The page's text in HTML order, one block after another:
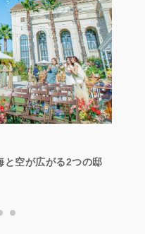
と空が広がる2つの邸